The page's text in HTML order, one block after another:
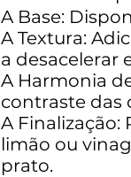
A Base:
A Textura:
a desacelerar
A Harmonia
contraste das
A Finalização:
limão ou
prato.